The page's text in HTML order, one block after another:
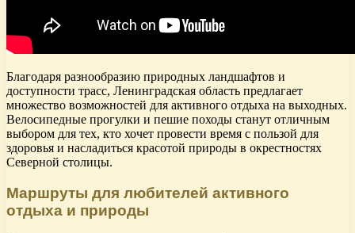
Благодаря разнообразию природных ландшафтов и
доступности трасс, Ленинградская область предлагает
множество возможностей для активного отдыха на выходных.
Велосипедные прогулки и пешие походы станут отличным
выбором для тех, кто хочет провести время с пользой для
здоровья и насладиться красотой природы в окрестностях
Северной столицы.
Маршруты для любителей активного
отдыха и природы